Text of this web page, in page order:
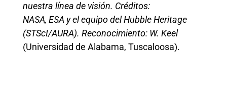
nuestra línea de visión. Créditos:
NASA, ESA y el equipo del Hubble Heritage
(STScI/AURA). Reconocimiento: W. Keel
(Universidad de Alabama, Tuscaloosa).